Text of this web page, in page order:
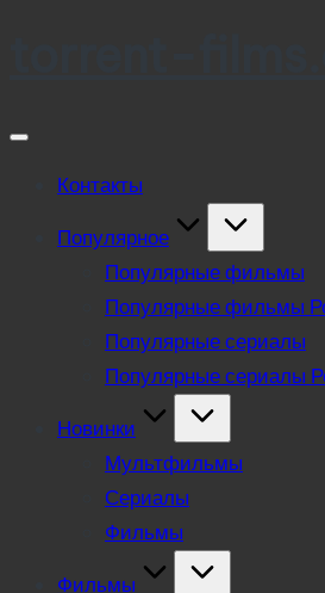
Контакты
Популярное
Популярные фильмы
Популярные фильмы
Популярные сериалы
Популярные сериалы
Новинки
Мультфильмы
Сериалы
Фильмы
Фильмы